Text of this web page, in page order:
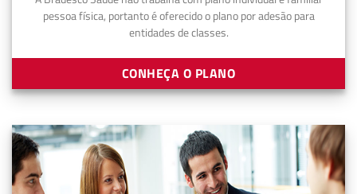
pessoa física, portanto é oferecido o plano por adesão para
entidades de classes.
CONHEÇA O PLANO